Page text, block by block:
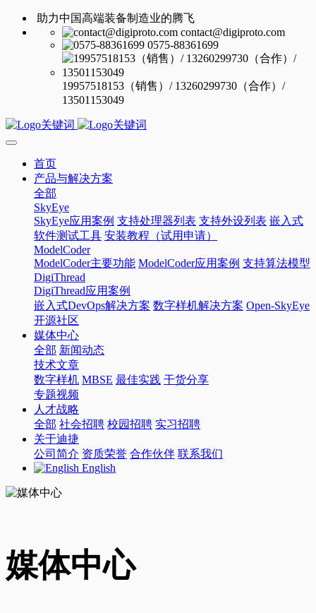
助力中国高端装备制造业的腾飞
contact@digiproto.com
0575-88361699
19957518153（销售）/ 13260299730（合作）/
13501153049
首页
产品与解决方案
全部
SkyEye
SkyEye应用案例 支持处理器列表 支持外设列表 嵌入式
软件测试工具 安装教程（试用申请）
ModelCoder
ModelCoder主要功能 ModelCoder应用案例 支持算法模型
DigiThread
DigiThread应用案例
嵌入式DevOps解决方案 数字样机解决方案 Open-SkyEye
开源社区
媒体中心
全部 新闻动态
技术文章
数字样机 MBSE 最佳实践 干货分享
专题视频
人才战略
全部 社会招聘 校园招聘 实习招聘
关于迪捷
公司简介 资质荣誉 合作伙伴 联系我们
English
媒体中心